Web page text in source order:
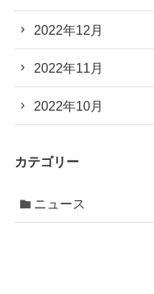
2022年12月
2022年11月
2022年10月
カテゴリー
ニュース